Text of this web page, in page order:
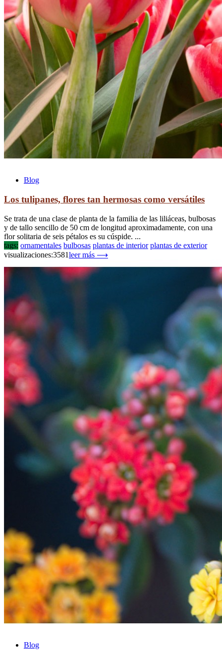
Blog
Los tulipanes, flores tan hermosas como versátiles
Se trata de una clase de planta de la familia de las liliáceas, bulbosas
y de tallo sencillo de 50 cm de longitud aproximadamente, con una
flor solitaria de seis pétalos es su cúspide. ...
tags: ornamentales bulbosas plantas de interior plantas de exterior
visualizaciones:3581leer más ⟶
Blog